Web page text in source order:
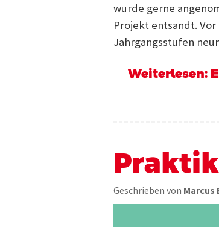
wurde gerne
Projekt entsandt. Vor
Jahrgangsstufen
Weiterlesen:
Geschrieben von Marcus